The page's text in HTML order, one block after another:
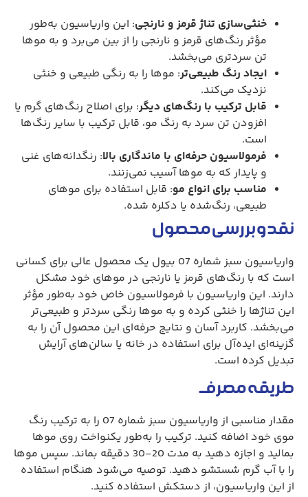
خنثی‌سازی تناژ قرمز و نارنجی: این واریاسیون به‌طور
مؤثر رنگ‌های قرمز و نارنجی را از بین می‌برد و به موها
تن سردتری می‌بخشد.
ایجاد رنگ طبیعی‌تر: موها را به رنگی طبیعی و خنثی
نزدیک می‌کند.
قابل ترکیب با رنگ‌های دیگر: برای اصلاح رنگ‌های گرم یا
افزودن تن سرد به رنگ مو، قابل ترکیب با سایر رنگ‌ها
است.
فرمولاسیون حرفه‌ای با ماندگاری بالا: رنگدانه‌های غنی
و پایدار که به موها آسیب نمی‌زنند.
مناسب برای انواع مو: قابل استفاده برای موهای
طبیعی، رنگ‌شده یا دکلره شده.
نقد و بررسی محصول
واریاسیون سبز شماره 07 بیول یک محصول عالی برای کسانی
است که با رنگ‌های قرمز یا نارنجی در موهای خود مشکل
دارند. این واریاسیون با فرمولاسیون خاص خود به‌طور مؤثر
این تناژها را خنثی کرده و به موها رنگی سردتر و طبیعی‌تر
می‌بخشد. کاربرد آسان و نتایج حرفه‌ای این محصول آن را به
گزینه‌ای ایده‌آل برای استفاده در خانه یا سالن‌های آرایش
تبدیل کرده است.
طریقه مصرف
مقدار مناسبی از واریاسیون سبز شماره 07 را به ترکیب رنگ
موی خود اضافه کنید. ترکیب را به‌طور یکنواخت روی موها
بمالید و اجازه دهید به مدت 20-30 دقیقه بماند. سپس موها
را با آب گرم شستشو دهید. توصیه می‌شود هنگام استفاده
از این واریاسیون، از دستکش استفاده کنید.